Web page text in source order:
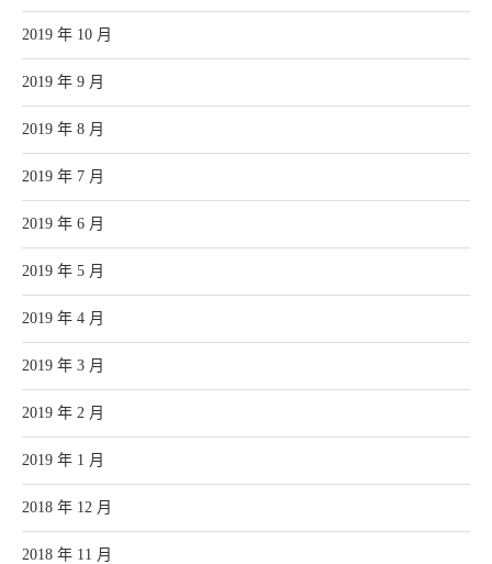
2019 年 10 月
2019 年 9 月
2019 年 8 月
2019 年 7 月
2019 年 6 月
2019 年 5 月
2019 年 4 月
2019 年 3 月
2019 年 2 月
2019 年 1 月
2018 年 12 月
2018 年 11 月